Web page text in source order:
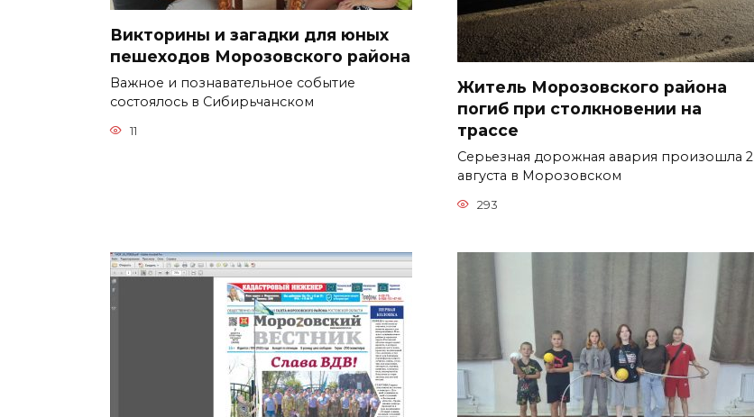
Викторины и загадки для юных
пешеходов Морозовского района
Важное и познавательное событие
состоялось в Сибирьчанском
11
Житель Морозовского района
погиб при столкновении на
трассе
Серьезная дорожная авария произошла 2
августа в Морозовском
293